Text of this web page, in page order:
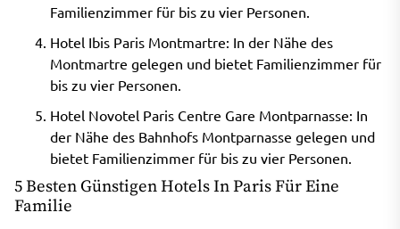
Familienzimmer für bis zu vier Personen.
Hotel Ibis Paris Montmartre: In der Nähe des
Montmartre gelegen und bietet Familienzimmer für
bis zu vier Personen.
Hotel Novotel Paris Centre Gare Montparnasse: In
der Nähe des Bahnhofs Montparnasse gelegen und
bietet Familienzimmer für bis zu vier Personen.
5 Besten Günstigen Hotels In Paris Für Eine
Familie